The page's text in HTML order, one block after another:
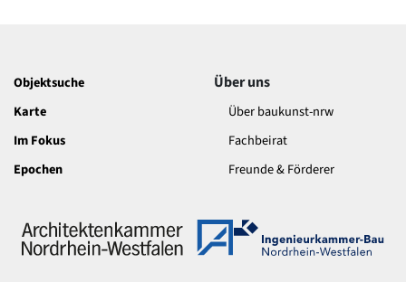
Objektsuche
Karte
Im Fokus
Epochen
Über uns
Über baukunst-nrw
Fachbeirat
Freunde & Förderer